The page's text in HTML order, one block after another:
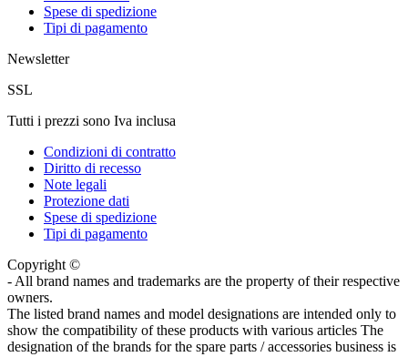
Spese di spedizione
Tipi di pagamento
Newsletter
SSL
Tutti i prezzi sono Iva inclusa
Condizioni di contratto
Diritto di recesso
Note legali
Protezione dati
Spese di spedizione
Tipi di pagamento
Copyright ©
- All brand names and trademarks are the property of their respective
owners.
The listed brand names and model designations are intended only to
show the compatibility of these products with various articles The
designation of the brands for the spare parts / accessories business is